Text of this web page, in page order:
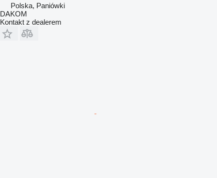
Polska, Paniówki
DAKOM
Kontakt z dealerem